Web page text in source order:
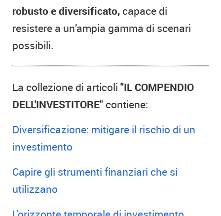
robusto e diversificato, capace di
resistere a un’ampia gamma di scenari
possibili.
La collezione di articoli "IL COMPENDIO
DELL'INVESTITORE" contiene:
Diversificazione: mitigare il rischio di un
investimento
Capire gli strumenti finanziari che si
utilizzano